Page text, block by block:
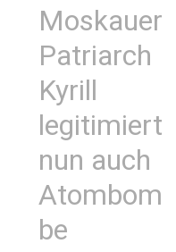
Moskauer
Patriarch
Kyrill
legitimiert
nun auch
Atombom
be